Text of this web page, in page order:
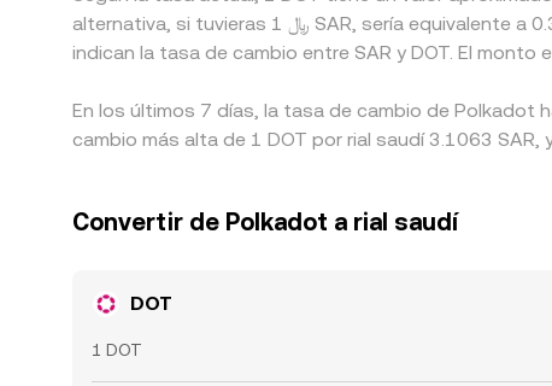
alternativa, si tuvieras 1 ﷼ SAR, sería equivalente a 0.32583 SAR aproximadamente, mientras que 50 ﷼ SAR equivaldrían a alrededor de 16.2915 SAR. Estas cifras
indican la tasa de cambio entre SAR y DOT. El
En los últimos 7 días, la tasa de cambio de Polkadot
cambio más alta de 1 DOT por rial saudí 3.1063
Convertir de Polkadot a rial saudí
DOT
1 DOT